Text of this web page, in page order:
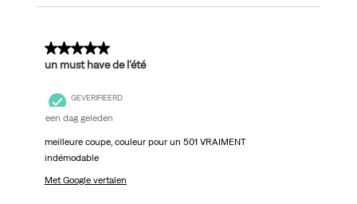
5 van 5 sterren.
un must have de l'été
GEVERIFIEERD
een dag geleden
meilleure coupe, couleur pour un 501 VRAIMENT
indémodable
Met Google vertalen